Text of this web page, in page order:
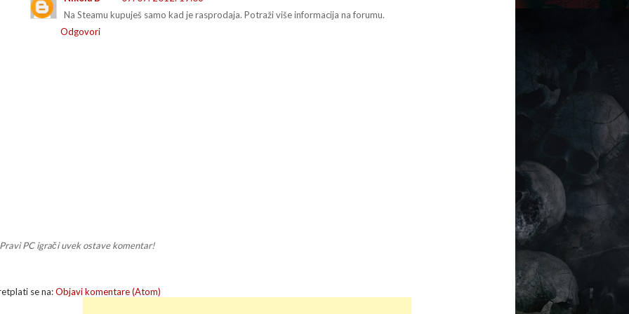
Na Steamu kupuješ samo kad je rasprodaja. Potraži više informacija na forumu.
Odgovori
Pravi PC igrači uvek ostave komentar!
se na:Objavi komentare (Atom)